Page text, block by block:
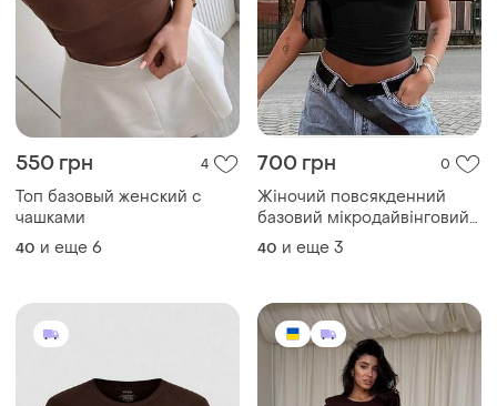
550 грн 4
Топ базовый женский с
чашками
40 и еще 6
700 грн 0
Жіночий повсякденний
базовий мікродайвінговий
топ
40 и еще 3